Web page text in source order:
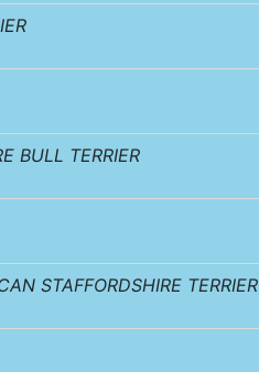
BULL TERRIER
STAFFORDSHIRE TERRIER